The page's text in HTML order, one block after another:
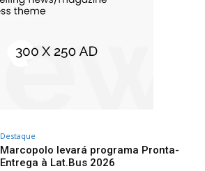
Destaque
Marcopolo levará programa Pronta-
Entrega à Lat.Bus 2026